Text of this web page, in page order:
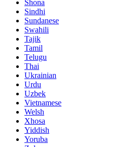
Shona
Sindhi
Sundanese
Swahili
Tajik
Tamil
Telugu
Thai
Ukrainian
Urdu
Uzbek
Vietnamese
Welsh
Xhosa
Yiddish
Yoruba